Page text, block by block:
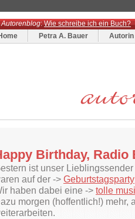
:Wie schreibe ich ein Buch?
Petra A. Bauer Autorin
Birthday, Radio
ist unser
auf der -> Geburtstagsparty
haben dabei eine -> tolle
morgen (hoffentlich!) mehr,